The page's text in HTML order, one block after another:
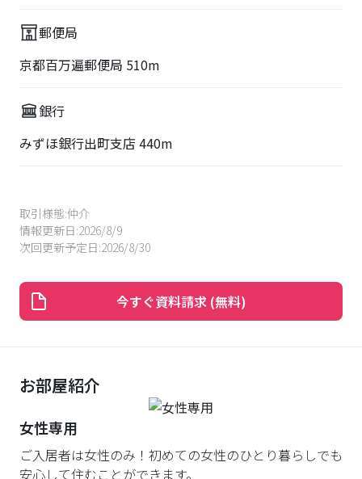
郵便局
京都百万遍郵便局 510m
銀行
みずほ銀行出町支店 440m
取引様態:仲介
情報更新日:2026/8/9
次回更新予定日:2026/8/30
今すぐ資料請求 (無料)
お部屋紹介
女性専用
ご入居者は女性のみ！初めての女性のひとり暮らしでも
安心して住むことができます。